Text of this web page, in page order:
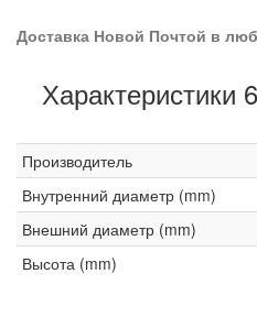
Доставка Новой Почтой в
Характеристики
Производитель
Внутренний диаметр (mm)
Внешний диаметр (mm)
Высота (mm)